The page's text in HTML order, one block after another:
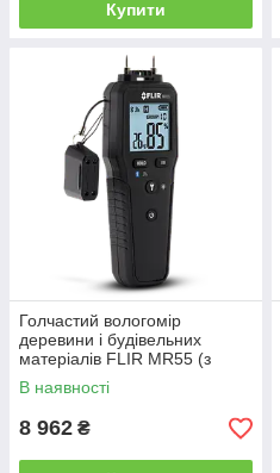
Купити
Голчастий вологомір
деревини і будівельних
матеріалів FLIR MR55 (з
Bluetooth)
В наявності
8 962 ₴